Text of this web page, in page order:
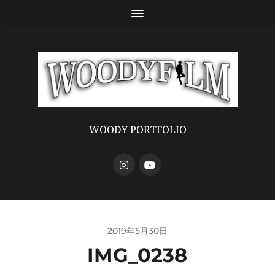
WOODY PORTFOLIO
2019年5月30日
IMG_0238